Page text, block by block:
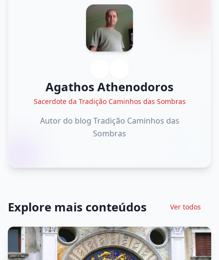
Agathos Athenodoros
Sacerdote da Tradição Caminhos das Sombras
Autor do blog Tradição Caminhos das
Sombras
Explore mais conteúdos Ver todos